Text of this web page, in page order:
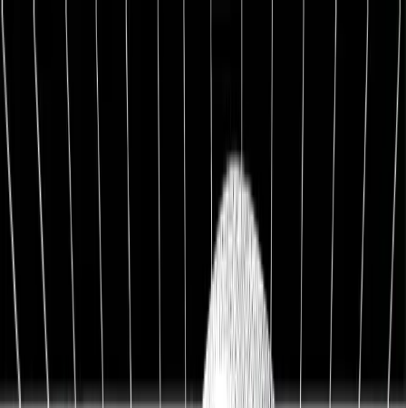
1:1 BETREUUNG
Werde Top 1 % Investor
Persönliche 1:1 Zusammenarbeit — Portfolio-Aufbau,
Strategie & exklusive Co-Investments.
26,8%
Ø Rendite / Jahr
3.129
Millionäre
100K+
Investoren
★★★★★
Weiterempfehlung
Kostenfreies Erstgespräch